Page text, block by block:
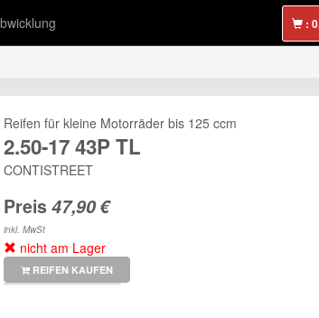
:
Reifen für kleine Motorräder bis 125 ccm
2.50-17 43P TL
CONTISTREET
Preis
inkl. MwSt
nicht am Lager
REIFEN KAUFEN